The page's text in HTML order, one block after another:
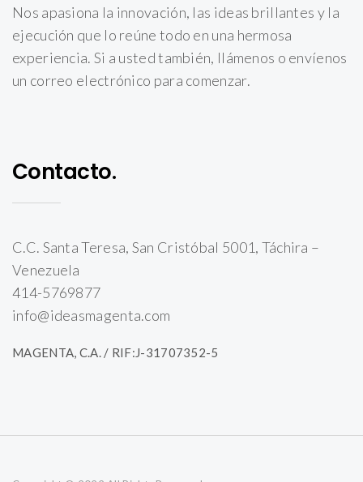
Nos apasiona la innovación, las ideas brillantes y la
ejecución que lo reúne todo en una hermosa
experiencia. Si a usted también, llámenos o envíenos
un correo electrónico para comenzar.
Contacto.
C.C. Santa Teresa, San Cristóbal 5001, Táchira –
Venezuela
414-5769877
info@ideasmagenta.com
MAGENTA, C.A. / RIF:J-31707352-5